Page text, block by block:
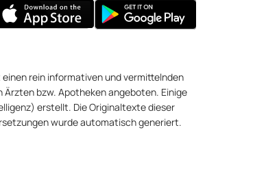
rein informativen und vermittelnden
bzw. Apotheken angeboten. Einige
erstellt. Die Originaltexte dieser
wurde automatisch generiert.